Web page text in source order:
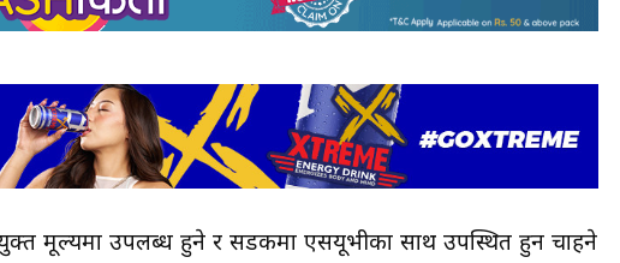
मूल्यमा उपलब्ध हुने र सडकमा एसयूभीका साथ उपस्थित हुन चाहने